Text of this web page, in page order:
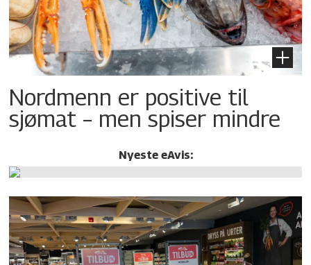
Nordmenn er positive til
sjømat – men spiser mindre
Nyeste eAvis: